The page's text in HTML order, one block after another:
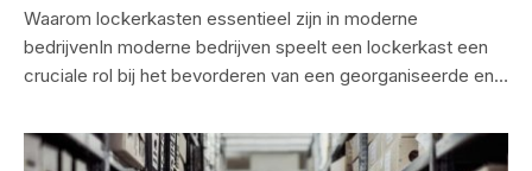
Waarom lockerkasten essentieel zijn in moderne
bedrijvenIn moderne bedrijven speelt een lockerkast een
cruciale rol bij het bevorderen van een georganiseerde en…